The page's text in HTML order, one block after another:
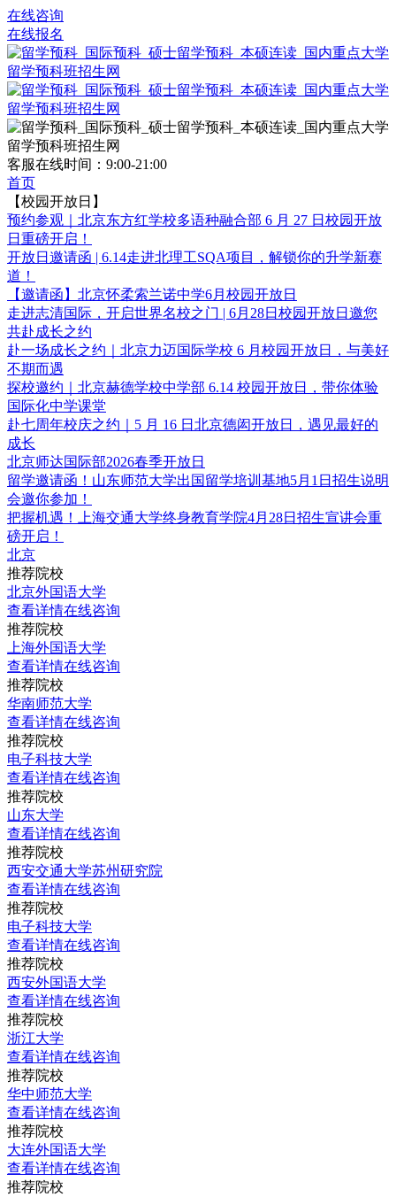
在线咨询
在线报名
客服在线时间： 9:00-21:00
首页
【校园开放日】
预约参观｜北京东方红学校多语种融合部 6 月 27 日校园开放
日重磅开启！
开放日邀请函 | 6.14走进北理工SQA项目，解锁你的升学新赛
道！
【邀请函】北京怀柔索兰诺中学6月校园开放日
走进志清国际，开启世界名校之门 | 6月28日校园开放日邀您
共赴成长之约
赴一场成长之约｜北京力迈国际学校 6 月校园开放日，与美好
不期而遇
探校邀约｜北京赫德学校中学部 6.14 校园开放日，带你体验
国际化中学课堂
赴七周年校庆之约｜5 月 16 日北京德闳开放日，遇见最好的
成长
北京师达国际部2026春季开放日
留学邀请函！山东师范大学出国留学培训基地5月1日招生说明
会邀你参加！
把握机遇！上海交通大学终身教育学院4月28日招生宣讲会重
磅开启！
北京
推荐院校
北京外国语大学
查看详情在线咨询
推荐院校
上海外国语大学
查看详情在线咨询
推荐院校
华南师范大学
查看详情在线咨询
推荐院校
电子科技大学
查看详情在线咨询
推荐院校
山东大学
查看详情在线咨询
推荐院校
西安交通大学苏州研究院
查看详情在线咨询
推荐院校
电子科技大学
查看详情在线咨询
推荐院校
西安外国语大学
查看详情在线咨询
推荐院校
浙江大学
查看详情在线咨询
推荐院校
华中师范大学
查看详情在线咨询
推荐院校
大连外国语大学
查看详情在线咨询
推荐院校